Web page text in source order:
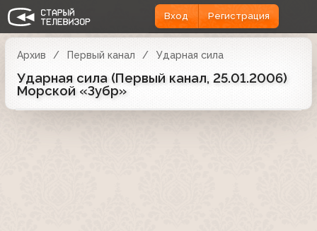
Вход Регистрация
Архив Первый канал Ударная сила
Ударная сила (Первый канал, 25.01.2006)
Морской «Зубр»